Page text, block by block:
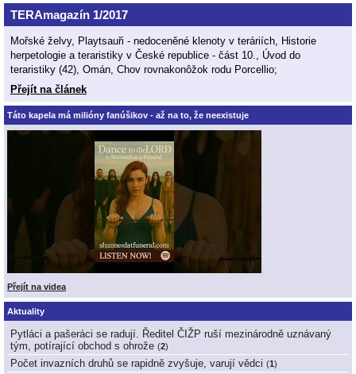
TERAmagazín 1/2017
Mořské želvy, Playtsauři - nedoceněné klenoty v teráriích, Historie
herpetologie a teraristiky v České republice - část 10., Úvod do
teraristiky (42), Omán, Chov rovnakonôžok rodu Porcellio;
Přejít na článek
Táto kapela má milióny fanúšikov - až na to, že neexistuje
Přejít na videa
Aktuality
Pytláci a pašeráci se radují. Ředitel ČIŽP ruší mezinárodně uznávaný
tým, potírající obchod s ohrože (2)
Počet invazních druhů se rapidně zvyšuje, varují vědci (1)